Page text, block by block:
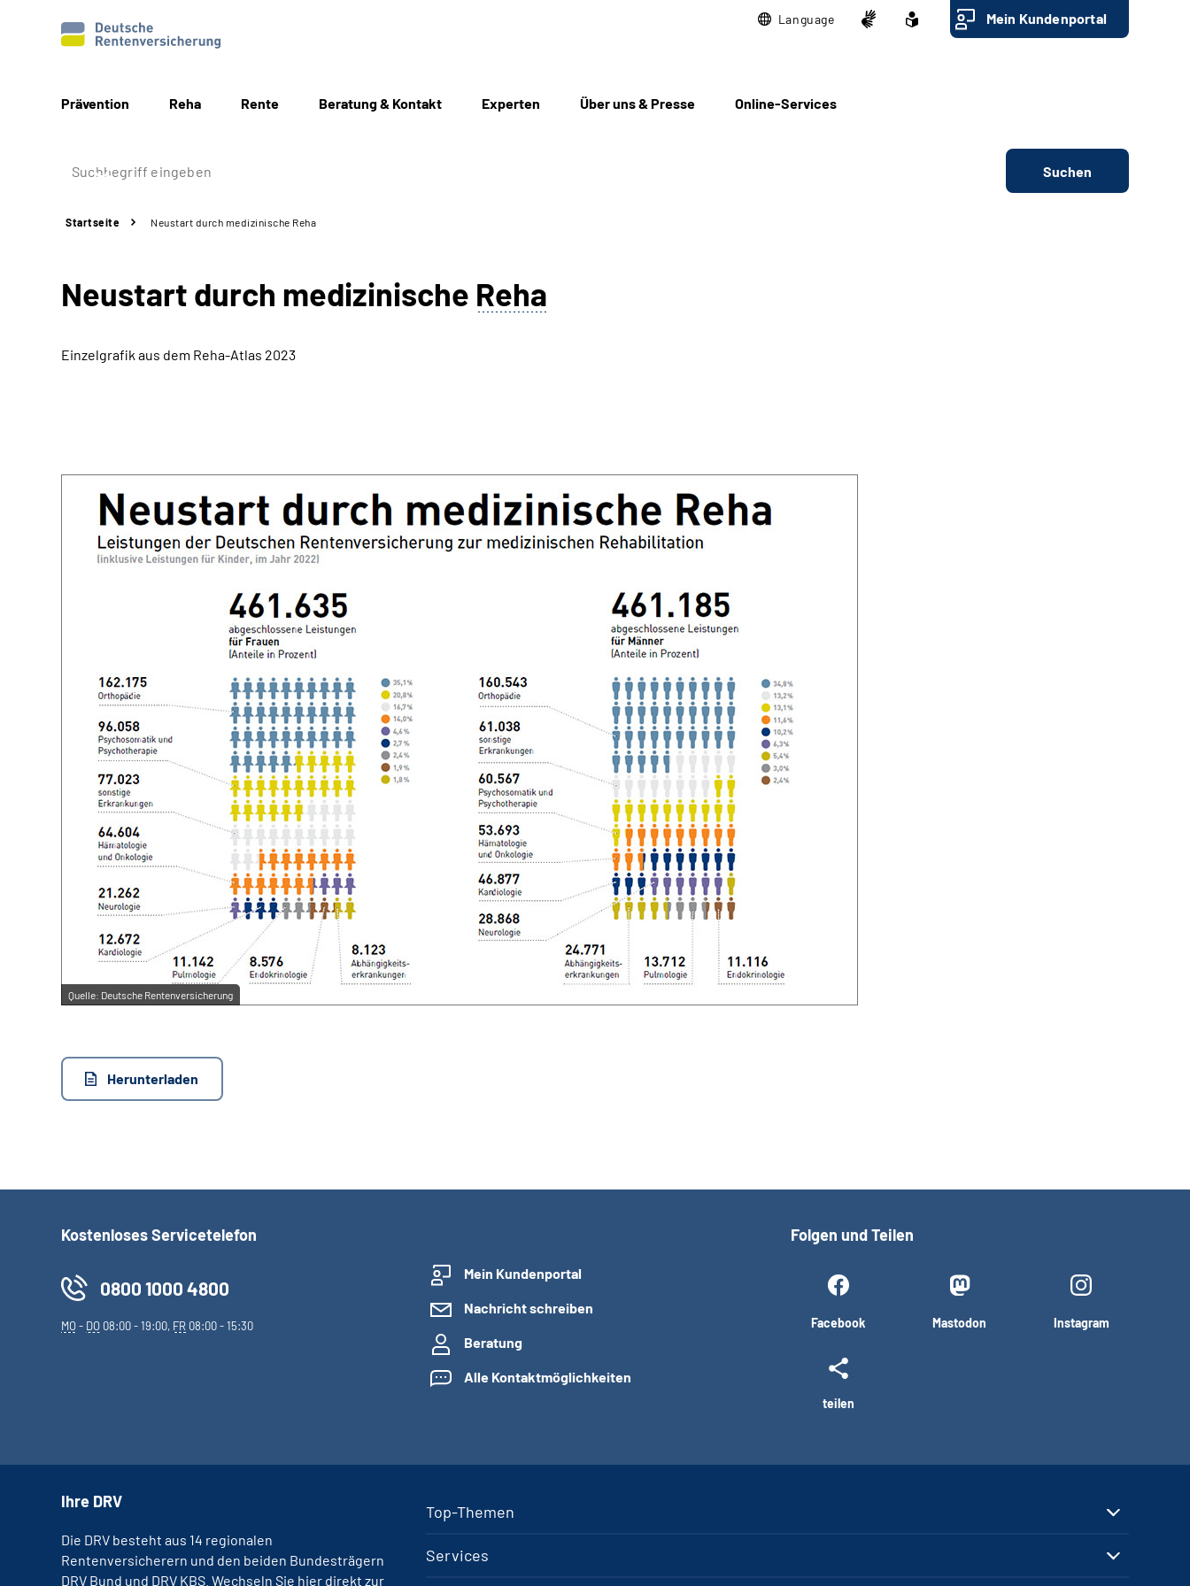
Language Mein Kundenportal
Prävention Reha Rente Beratung & Kontakt Experten Über uns & Presse Online-Services
Suchen
Startseite Neustart durch medizinische Reha
Neustart durch medizinische Reha
Einzelgrafik aus dem Reha-Atlas 2023
Quelle: Deutsche Rentenversicherung
Herunterladen
Kostenloses Servicetelefon
0800 1000 4800
MO- DO 08:00 - 19:00, FR 08:00 - 15:30
Mein Kundenportal
Nachricht schreiben
Beratung
Alle Kontaktmöglichkeiten
Folgen und Teilen
Facebook Mastodon Instagram
teilen
Top-Themen
Services
Ihre DRV
Die DRV besteht aus 14 regionalen
Rentenversicherern und den beiden Bundesträgern
DRV Bund und DRV KBS. Wechseln Sie hier direkt zur